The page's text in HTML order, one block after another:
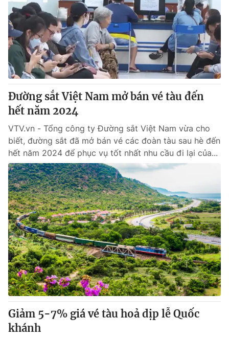
VTV Sức khoẻ Bất động sản
Thị trường 24h Tấm lòng Việt
VTV4 Vươn mình bằng AI
Liên hệ tòa soạn English
THỜI BÁO VTV
Theo dõi báo trên
Cơ quan chủ quản:Đài Truyền hình Việt Nam
Cơ quan báo chí:Thời báo VTV
Giấy phép hoạt động báo in và báo điện tử số 483/GP-BTTTT
cấp ngày 29/12/2023
Tổng Biên tập:Vũ Thanh Thủy
Phó Tổng Biên tập:
Đường sắt Việt Nam mở bán vé tàu đến
hết năm 2024
VTV.vn - Tổng công ty Đường sắt Việt Nam vừa cho
biết, đường sắt đã mở bán vé các đoàn tàu sau hè đến
hết năm 2024 để phục vụ tốt nhất nhu cầu đi lại của...
Giảm 5-7% giá vé tàu hoả dịp lễ Quốc
khánh